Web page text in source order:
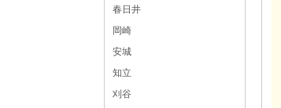
春日井
岡崎
安城
知立
刈谷